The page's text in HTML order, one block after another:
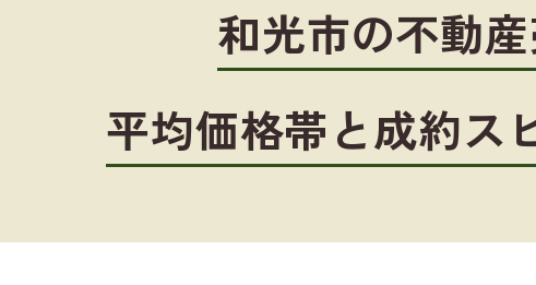
和光市の不動
平均価格帯と成約ス